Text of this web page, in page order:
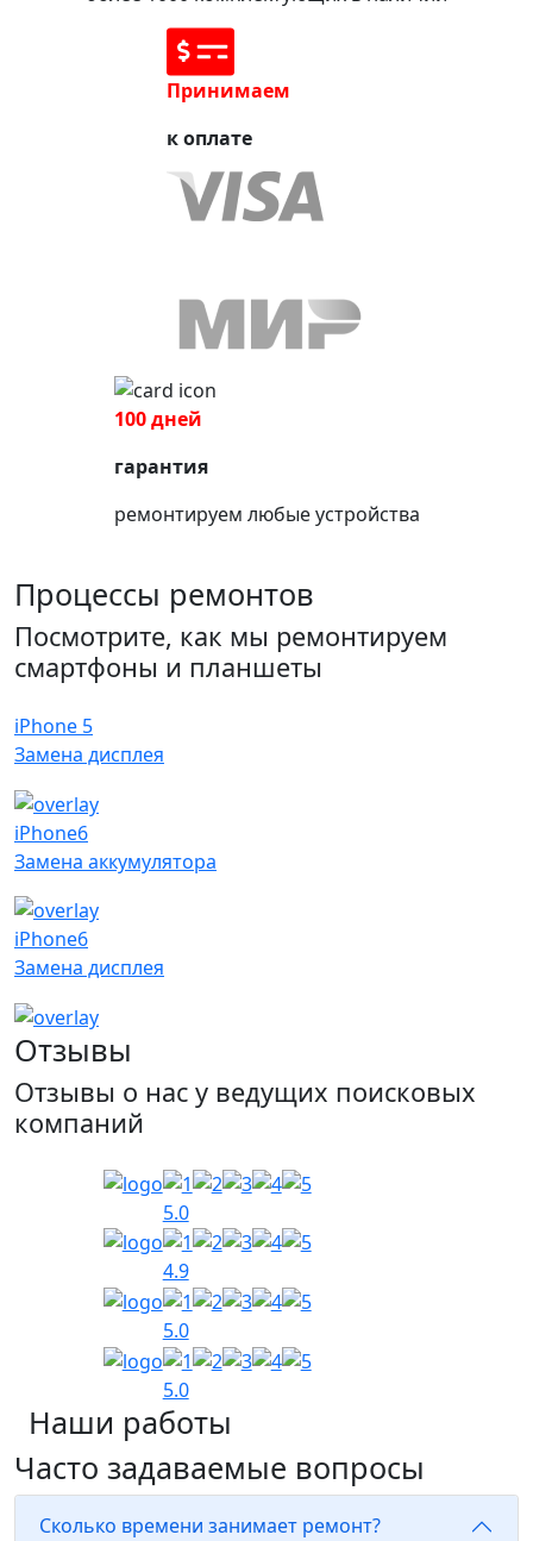
Принимаем
к оплате
100 дней
гарантия
ремонтируем любые устройства
Процессы ремонтов
Посмотрите, как мы ремонтируем
смартфоны и планшеты
iPhone 5
Замена дисплея
iPhone6
Замена аккумулятора
iPhone6
Замена дисплея
Отзывы
Отзывы о нас у ведущих поисковых
компаний
5.0
4.9
5.0
5.0
Наши работы
Часто задаваемые вопросы
Сколько времени занимает ремонт?